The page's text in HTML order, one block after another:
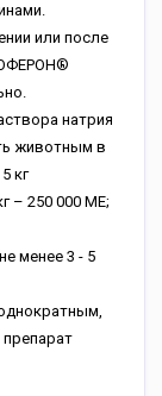
или после
натрия
животным в
кг
– 250 000 МЕ;
менее 3 - 5